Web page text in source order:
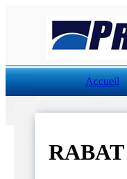
Accueil
RABAT